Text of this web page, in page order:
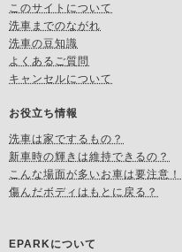
このサイトについて
洗車までのながれ
洗車の豆知識
よくあるご質問
キャンセルについて
お役立ち情報
洗車は家でするもの？
新車時の輝きは維持できるの？
こんな場面が多いお車は要注意！
傷んだボディはもとに戻る？
EPARKについて